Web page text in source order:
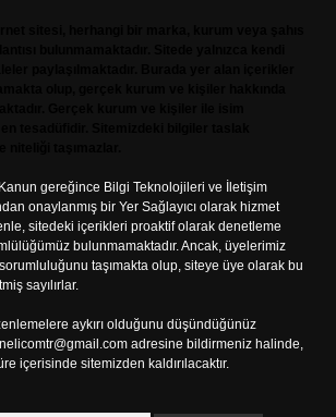
gereğince Bilgi Teknolojileri ve İletişim
onaylanmış bir Yer Sağlayıcı olarak hizmet
sitedeki içerikleri proaktif olarak denetleme
bulunmamaktadır. Ancak, üyelerimiz
taşımakta olup, siteye üye olarak bu
sayılırlar.
aykırı olduğunu düşündüğünüz
adresine bildirmeniz halinde,
içerisinde sitemizden kaldırılacaktır.